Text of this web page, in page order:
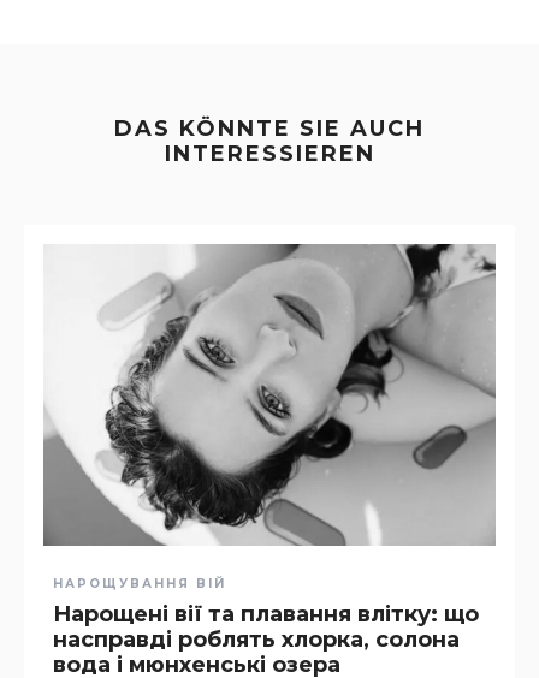
DAS KÖNNTE SIE AUCH
INTERESSIEREN
НАРОЩУВАННЯ ВІЙ
Нарощені вії та плавання влітку: що
насправді роблять хлорка, солона
вода і мюнхенські озера